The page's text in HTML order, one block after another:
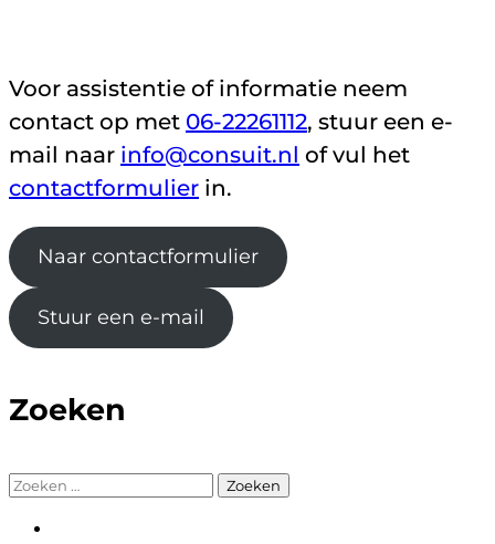
Voor assistentie of informatie neem
contact op met 06-22261112, stuur een e-
mail naar info@consuit.nl of vul het
contactformulier in.
Naar contactformulier
Stuur een e-mail
Zoeken
Zoeken